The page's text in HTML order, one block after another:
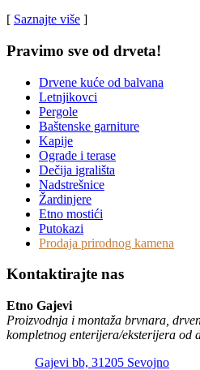
[ Saznajte više ]
Pravimo sve od drveta!
Drvene kuće od balvana
Letnjikovci
Pergole
Baštenske garniture
Kapije
Ograde i terase
Dečija igrališta
Nadstrešnice
Žardinjere
Etno mostići
Putokazi
Prodaja prirodnog kamena
Kontaktirajte nas
Etno Gajevi
Proizvodnja i montaža brvnara,
kompletnog enterijera/eksterijera od
Gajevi bb, 31205 Sevojno